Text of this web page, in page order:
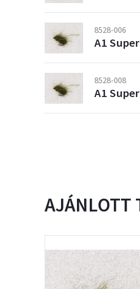
8528-006
A1
8528-008
A1
AJÁNLOTT